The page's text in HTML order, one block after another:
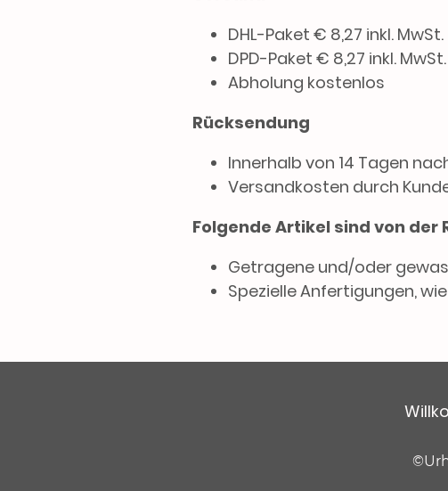
DHL-Paket € 8,27 inkl. MwSt.
DPD-Paket € 8,27 inkl. MwSt.
Abholung kostenlos
Rücksendung
Innerhalb von 14 Tagen
Versandkosten durch
Folgende Artikel sind von
Getragene und/oder
Spezielle Anfertigungen,